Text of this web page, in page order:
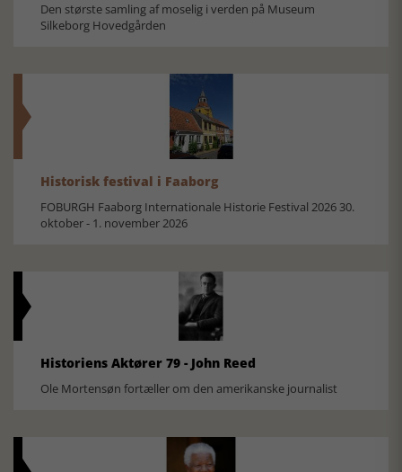
Den største samling af moselig i verden på Museum
Silkeborg Hovedgården
Historisk festival i Faaborg
FOBURGH Faaborg Internationale Historie Festival 2026 30.
oktober - 1. november 2026
Historiens Aktører 79 - John Reed
Ole Mortensøn fortæller om den amerikanske journalist